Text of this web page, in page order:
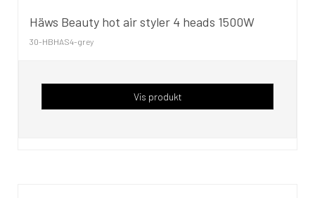
Häws Beauty hot air styler 4 heads 1500W
30-HBHAS4-grey
Vis produkt